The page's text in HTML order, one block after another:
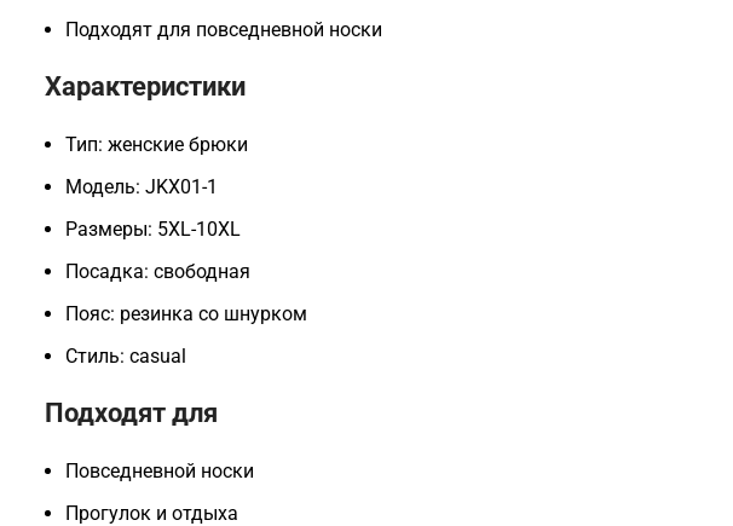
Подходят для повседневной носки
Характеристики
Тип: женские брюки
Модель: JKX01-1
Размеры: 5XL-10XL
Посадка: свободная
Пояс: резинка со шнурком
Стиль: casual
Подходят для
Повседневной носки
Прогулок и отдыха